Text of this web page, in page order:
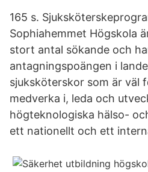
165 s.
Sophiahemmet Högskola
stort antal sökande och
antagningspoängen i
sjuksköterskor som är väl
medverka i, leda och
högteknologiska hälso-
ett nationellt och ett